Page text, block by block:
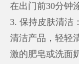
在出门前30分钟
3. 保持皮肤清洁
清洁产品，轻轻
激的肥皂或洗面